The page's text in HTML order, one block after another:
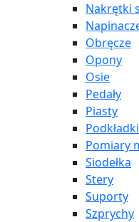
Nakrętki
Obręcze
Opony
Osie
Pedały
Piasty
Pomiary
Siodełka
Stery
Suporty
Szprychy